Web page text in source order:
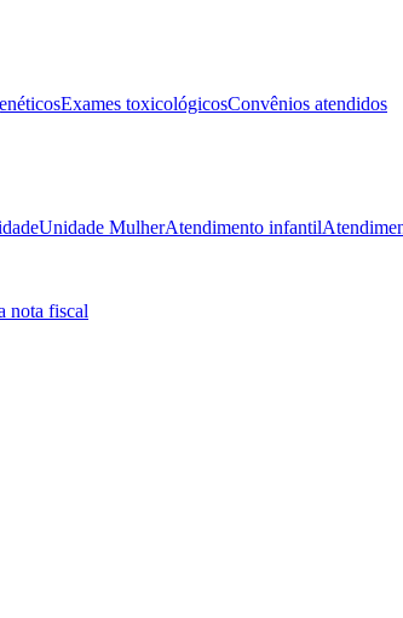
Exames toxicológicosConvênios atendidos
Unidade MulherAtendimento infantil
nota fiscal